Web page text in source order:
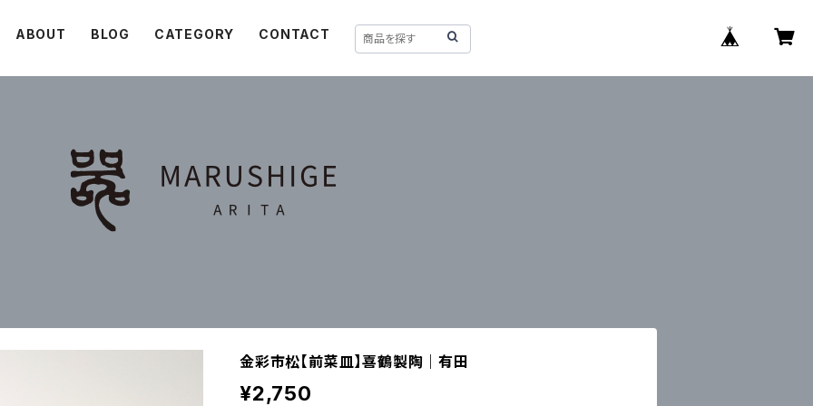
ABOUT BLOG CATEGORY CONTACT
金彩市松【前菜皿】喜鶴製陶｜有田
¥2,750